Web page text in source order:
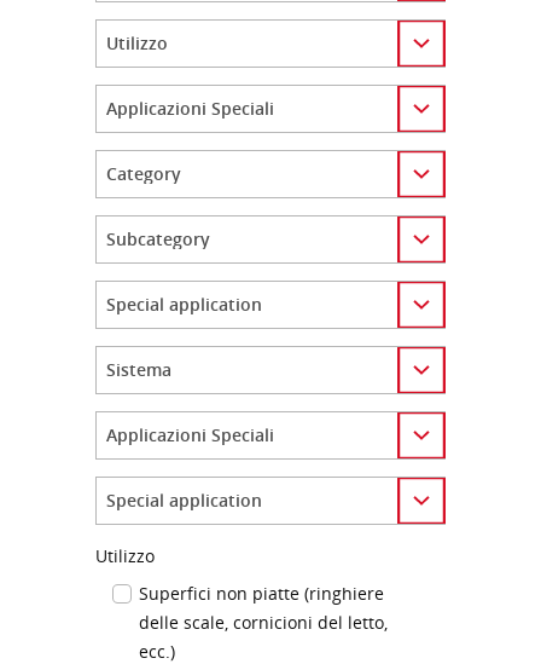
Category
Category
Category
Category
Category
Category
Category
Category
Utilizzo
Superfici non piatte (ringhiere
delle scale, cornicioni del letto,
ecc.)